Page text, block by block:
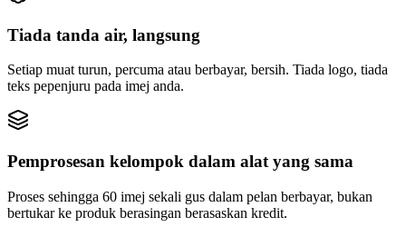
Tiada tanda air, langsung
Setiap muat turun, percuma atau berbayar, bersih. Tiada logo, tiada
teks pepenjuru pada imej anda.
Pemprosesan kelompok dalam alat yang sama
Proses sehingga 60 imej sekali gus dalam pelan berbayar, bukan
bertukar ke produk berasingan berasaskan kredit.